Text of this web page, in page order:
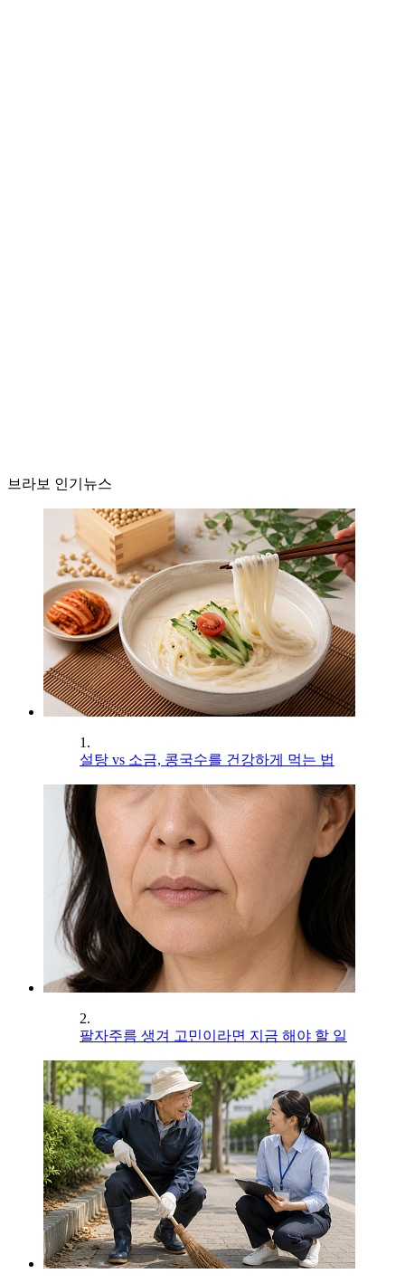
브라보 인기뉴스
1.
설탕 vs 소금, 콩국수를 건강하게 먹는 법
2.
팔자주름 생겨 고민이라면 지금 해야 할 일